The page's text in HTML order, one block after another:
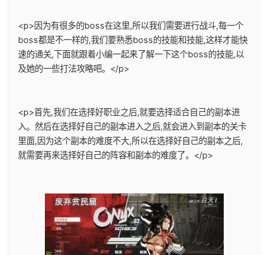
<p>因为有很多的boss在这里,所以我们需要进行战斗,每一个
boss都是不一样的,我们要熟悉boss的技能和技能,这样才能快
速的通关,下面就跟着小编一起来了解一下这个boss的技能,以
及她的一些打法攻略吧。</p>
<p>首先,我们在选择好职业之后,就要选择适合自己的副本进
入。然后在选择好自己的副本进入之后,就会进入到副本的关卡
里面,因为这个副本的难度不大,所以在选择好自己的副本之后,
就需要再来选择好自己的阵容和副本的难度了。</p>